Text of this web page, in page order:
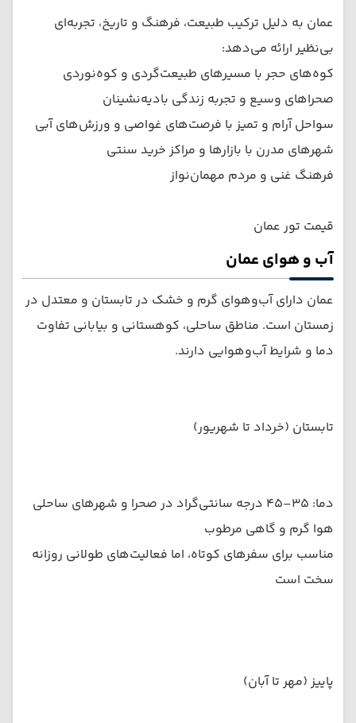
عمان به دلیل ترکیب طبیعت، فرهنگ و تاریخ، تجربه‌ای
بی‌نظیر ارائه می‌دهد:
کوه‌های حجر با مسیرهای طبیعت‌گردی و کوه‌نوردی
صحراهای وسیع و تجربه زندگی بادیه‌نشینان
سواحل آرام و تمیز با فرصت‌های غواصی و ورزش‌های آبی
شهرهای مدرن با بازارها و مراکز خرید سنتی
فرهنگ غنی و مردم مهمان‌نواز
قیمت تور عمان
آب و هوای عمان
عمان دارای آب‌وهوای گرم و خشک در تابستان و معتدل در
زمستان است. مناطق ساحلی، کوهستانی و بیابانی تفاوت
دما و شرایط آب‌وهوایی دارند.
تابستان (خرداد تا شهریور)
دما: ۳۵–۴۵ درجه سانتی‌گراد در صحرا و شهرهای ساحلی
هوا گرم و گاهی مرطوب
مناسب برای سفرهای کوتاه، اما فعالیت‌های طولانی روزانه
سخت است
پاییز (مهر تا آبان)